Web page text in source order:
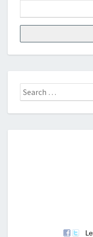
Search
for: